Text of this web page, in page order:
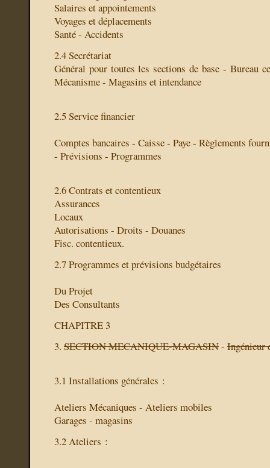
Salaires et appointements
Voyages et déplacements
Santé - Accidents
2.4 Secrétariat
Général pour toutes les sections de base - Bureau
Mécanisme - Magasins et intendance
2.5 Service financier
Comptes bancaires - Caisse - Paye - Règlements
- Prévisions - Programmes
2.6 Contrats et contentieux
Assurances
Locaux
Autorisations - Droits - Douanes
Fisc. contentieux.
2.7 Programmes et prévisions budgétaires
Du Projet
Des Consultants
CHAPITRE 3
3. SECTION MECANIQUE-MAGASIN- Ingénieur
3.1 Installations générales :
Ateliers Mécaniques - Ateliers mobiles
Garages - magasins
3.2 Ateliers :